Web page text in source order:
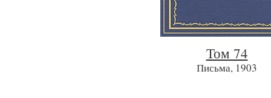
Том 74
Письма, 1903